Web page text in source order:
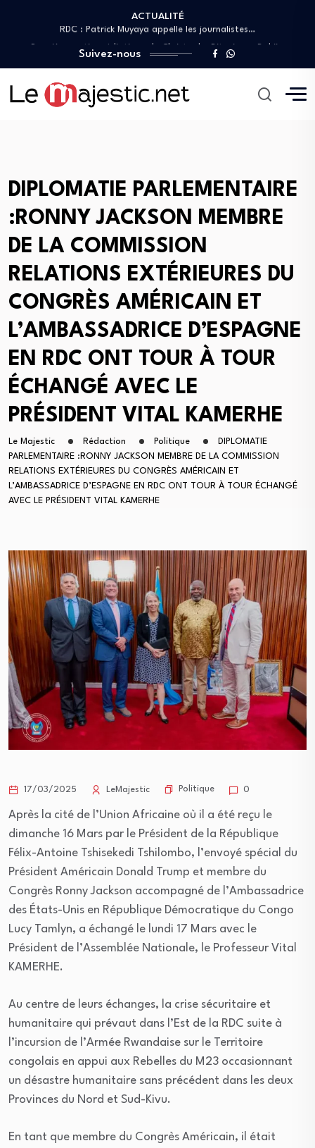
ACTUALITÉ
RDC : Patrick Muyaya appelle les journalistes…
Première sortie médiatique de Christophe Bitasimwa Bahii…
IGF : Christophe Bitasimwa dévoile un plan…
Christian Bosembe frappe fort : « TikTok…
JIFA 2026 : Patrick Muyaya aux côtés…
RDC : Patrick Muyaya appelle les journalistes…
Suivez-nous
DIPLOMATIE PARLEMENTAIRE
:RONNY JACKSON MEMBRE
DE LA COMMISSION
RELATIONS EXTÉRIEURES DU
CONGRÈS AMÉRICAIN ET
L’AMBASSADRICE D’ESPAGNE
EN RDC ONT TOUR À TOUR
ÉCHANGÉ AVEC LE
PRÉSIDENT VITAL KAMERHE
Le Majestic Rédaction Politique
DIPLOMATIE
PARLEMENTAIRE :RONNY JACKSON MEMBRE DE LA COMMISSION
RELATIONS EXTÉRIEURES DU CONGRÈS AMÉRICAIN ET
L’AMBASSADRICE D’ESPAGNE EN RDC ONT TOUR À TOUR ÉCHANGÉ
AVEC LE PRÉSIDENT VITAL KAMERHE
17/03/2025 LeMajestic Politique 0
Après la cité de l’Union Africaine où il a été reçu le
dimanche 16 Mars par le Président de la République
Félix-Antoine Tshisekedi Tshilombo, l’envoyé spécial du
Président Américain Donald Trump et membre du
Congrès Ronny Jackson accompagné de l’Ambassadrice
des États-Unis en République Démocratique du Congo
Lucy Tamlyn, a échangé le lundi 17 Mars avec le
Président de l’Assemblée Nationale, le Professeur Vital
KAMERHE.
Au centre de leurs échanges, la crise sécuritaire et
humanitaire qui prévaut dans l’Est de la RDC suite à
l’incursion de l’Armée Rwandaise sur le Territoire
congolais en appui aux Rebelles du M23 occasionnant
un désastre humanitaire sans précédent dans les deux
Provinces du Nord et Sud-Kivu.
En tant que membre du Congrès Américain, il était